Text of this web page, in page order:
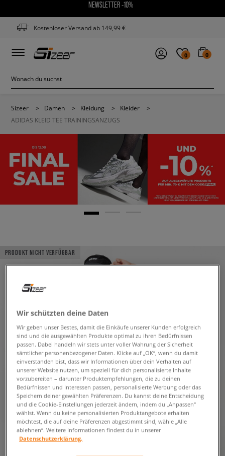
NEWSLETTER -10%
Kostenloser Versand ab 149,99 €
0 0
Sizeer > Damen > Kleidung > Kleider
>
ADIDAS KLEID TEE TRAININGSANZUGS
PRODUKT NICHT VERFÜGBAR
Wir schützten deine Daten
Wir geben unser Bestes, damit die Einkäufe unserer Kunden erfolgreich
sind und die ausgewählten Produkte optimal zu ihren Bedürfnissen
passen. Dabei handeln wir stets unter voller Wahrung der Sicherheit
sämtlicher personenbezogener Daten. Klicke auf „OK“, wenn du damit
einverstanden bist, dass wir Informationen über dein Verhalten auf
unserer Website nutzen, um speziell für dich personalisierte Inhalte
vorzubereiten – darunter Produktempfehlungen, die zu deinen
Bedürfnissen und Interessen passen, personalisierte Werbung oder das
Speichern deiner gewählten Präferenzen. Du kannst deine Entscheidung
und die Cookie-Einstellungen jederzeit ändern, indem du „Anpassen“
wählst. Wenn du keine personalisierten Produktangebote erhalten
möchtest, die auf deine Präferenzen abgestimmt sind, wähle „Alle
ablehnen“. Weitere Informationen findest du in unserer
Datenschutzerklärung.